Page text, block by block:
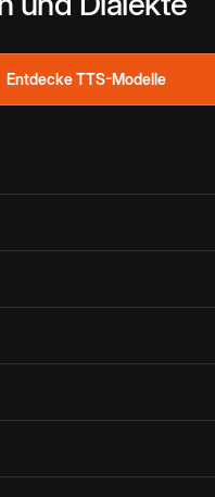
Entdecke TTS-Modelle